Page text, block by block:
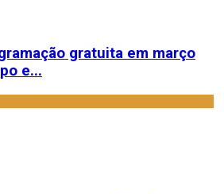
gratuita em março
e...